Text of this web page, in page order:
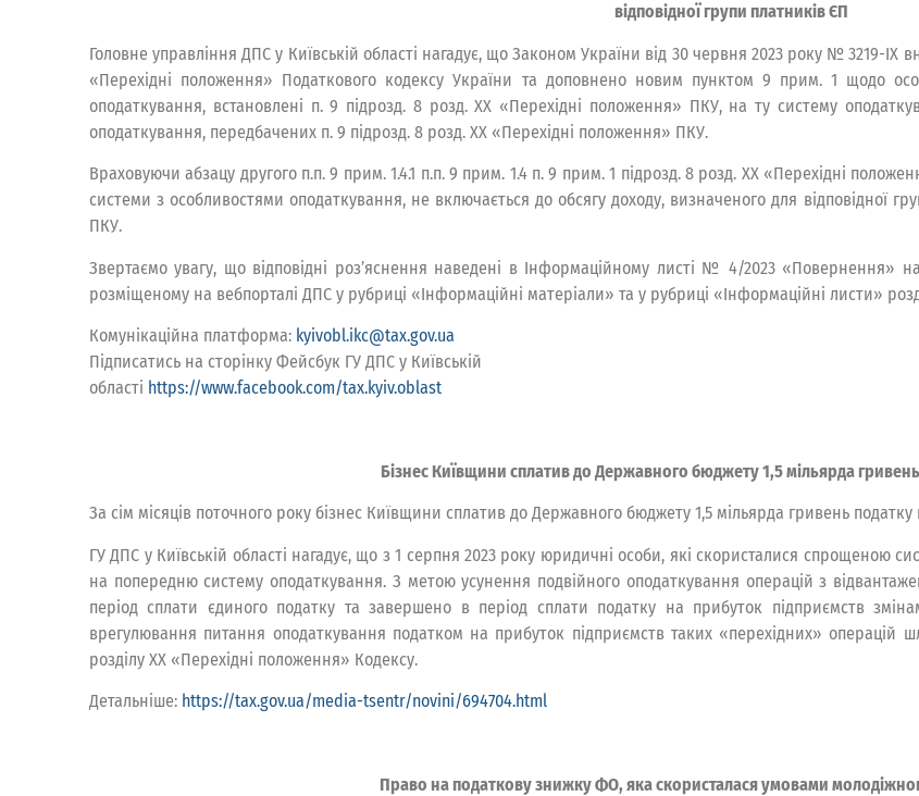
відповідної групи платників ЄП
Головне управління ДПС у Київській області нагадує, що Законом України від 30 червня 2023 року № 3219-ІХ
«Перехідні положення» Податкового кодексу України та доповнено новим пунктом 9 прим. 1 щодо
оподаткування, встановлені п. 9 підрозд. 8 розд. ХХ «Перехідні положення» ПКУ, на ту систему
оподаткування, передбачених п. 9 підрозд. 8 розд. ХХ «Перехідні положення» ПКУ.
Враховуючи абзацу другого п.п. 9 прим. 1.4.1 п.п. 9 прим. 1.4 п. 9 прим. 1 підрозд. 8 розд. ХХ «Перехідні
системи з особливостями оподаткування, не включається до обсягу доходу, визначеного для відповідної
ПКУ.
Звертаємо увагу, що відповідні роз’яснення наведені в Інформаційному листі № 4/2023 «Повернення»
розміщеному на вебпорталі ДПС у рубриці «Інформаційні матеріали» та у рубриці «Інформаційні листи»
Комунікаційна платформа: kyivobl.ikc@tax.gov.ua
Підписатись на сторінку Фейсбук ГУ ДПС у Київській
області https://www.facebook.com/tax.kyiv.oblast
Бізнес Київщини сплатив до Державного бюджету 1,5 мільярда
За сім місяців поточного року бізнес Київщини сплатив до Державного бюджету 1,5 мільярда гривень
ГУ ДПС у Київській області нагадує, що з 1 серпня 2023 року юридичні особи, які скористалися спрощеною
на попередню систему оподаткування. З метою усунення подвійного оподаткування операцій з
період сплати єдиного податку та завершено в період сплати податку на прибуток підприємств
врегулювання питання оподаткування податком на прибуток підприємств таких «перехідних» операцій
розділу ХХ «Перехідні положення» Кодексу.
Детальніше: https://tax.gov.ua/media-tsentr/novini/694704.html
Право на податкову знижку ФО, яка скористалася умовами